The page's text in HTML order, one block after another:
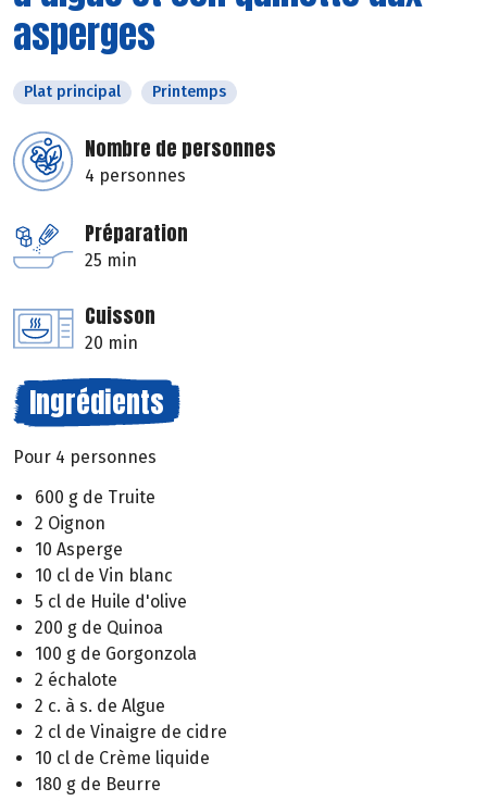
asperges
Plat principal Printemps
Nombre de personnes
4 personnes
Préparation
25 min
Cuisson
20 min
Ingrédients
Pour 4 personnes
600 g de Truite
2 Oignon
10 Asperge
10 cl de Vin blanc
5 cl de Huile d'olive
200 g de Quinoa
100 g de Gorgonzola
2 échalote
2 c. à s. de Algue
2 cl de Vinaigre de cidre
10 cl de Crème liquide
180 g de Beurre